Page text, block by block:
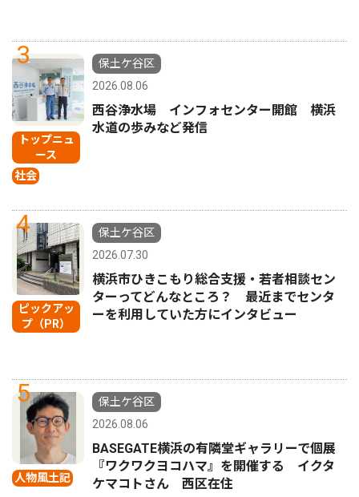
3
トップニュ
ース
社会
保土ケ谷区
2026.08.06
西谷浄水場 インフォセンター開館 横浜
水道の歩みなど発信
4
ピックアッ
プ（PR）
保土ケ谷区
2026.07.30
横浜市ひきこもり総合支援・若者相談セン
ターってどんなところ？ 最近までセンタ
ーを利用していた方にインタビュー
5
人物風土記
保土ケ谷区
2026.08.06
BASEGATE横浜の有隣堂ギャラリーで個展
『ワクワクヨコハマ』を開催する イクタ
ケマコトさん 西区在住